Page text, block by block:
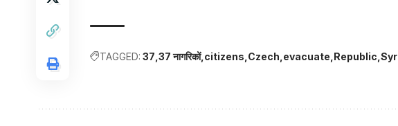
TAGGED: 37 37 नागरिकों citizens Czech evacuate Republic